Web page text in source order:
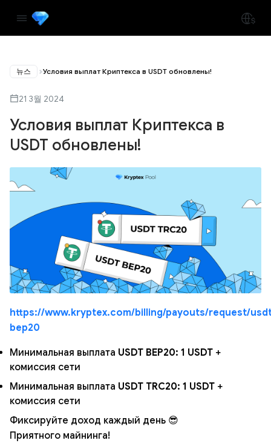
뉴스 Условия выплат Криптекса в USDT обновлены!
21 3월 2024
Условия выплат Криптекса в
USDT обновлены!
https://www.kryptex.com/billing/payouts/request/
bep20
Минимальная выплата USDT BEP20: 1 USDT +
комиссия сети
Минимальная выплата USDT TRC20: 1 USDT +
комиссия сети
Фиксируйте доход каждый день 😎
Приятного майнинга!